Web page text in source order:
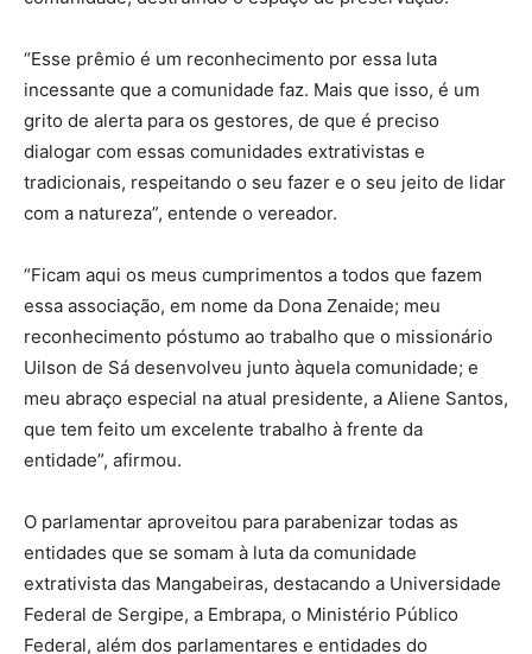
“Esse prêmio é um reconhecimento por essa luta
incessante que a comunidade faz. Mais que isso, é um
grito de alerta para os gestores, de que é preciso
dialogar com essas comunidades extrativistas e
tradicionais, respeitando o seu fazer e o seu jeito de lidar
com a natureza”, entende o vereador.
“Ficam aqui os meus cumprimentos a todos que fazem
essa associação, em nome da Dona Zenaide; meu
reconhecimento póstumo ao trabalho que o missionário
Uilson de Sá desenvolveu junto àquela comunidade; e
meu abraço especial na atual presidente, a Aliene Santos,
que tem feito um excelente trabalho à frente da
entidade”, afirmou.
O parlamentar aproveitou para parabenizar todas as
entidades que se somam à luta da comunidade
extrativista das Mangabeiras, destacando a Universidade
Federal de Sergipe, a Embrapa, o Ministério Público
Federal, além dos parlamentares e entidades do